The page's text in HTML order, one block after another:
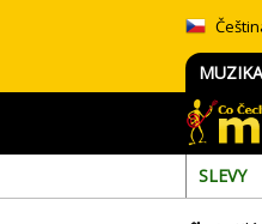
MUZIKA
SLEVY